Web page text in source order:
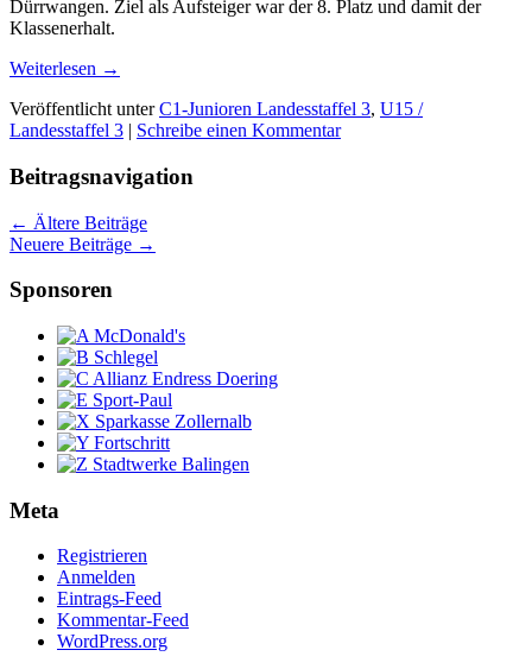
Dürrwangen. Ziel als Aufsteiger war der 8. Platz und damit der
Klassenerhalt.
Weiterlesen →
Veröffentlicht unter C1-Junioren Landesstaffel 3, U15 /
Landesstaffel 3 | Schreibe einen Kommentar
Beitragsnavigation
← Ältere Beiträge
Neuere Beiträge →
Sponsoren
Meta
Registrieren
Anmelden
Eintrags-Feed
Kommentar-Feed
WordPress.org